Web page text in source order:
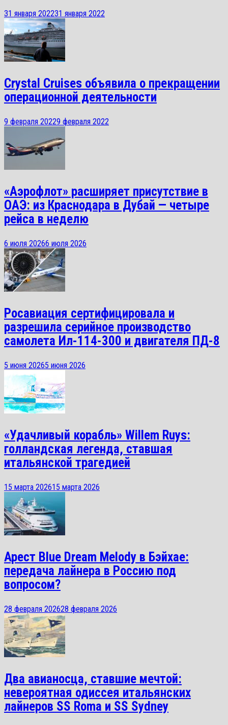
31 января 202231 января 2022
Crystal Cruises объявила о прекращении
операционной деятельности
9 февраля 20229 февраля 2022
«Аэрофлот» расширяет присутствие в
ОАЭ: из Краснодара в Дубай — четыре
рейса в неделю
6 июля 20266 июля 2026
Росавиация сертифицировала и
разрешила серийное производство
самолета Ил-114-300 и двигателя ПД-8
5 июня 20265 июня 2026
«Удачливый корабль» Willem Ruys:
голландская легенда, ставшая
итальянской трагедией
15 марта 202615 марта 2026
Арест Blue Dream Melody в Бэйхае:
передача лайнера в Россию под
вопросом?
28 февраля 202628 февраля 2026
Два авианосца, ставшие мечтой:
невероятная одиссея итальянских
лайнеров SS Roma и SS Sydney